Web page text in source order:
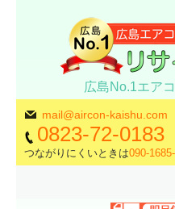
広島No.1エア
mail@aircon-kaishu.com
0823-72-0183
つながりにくいときは090-